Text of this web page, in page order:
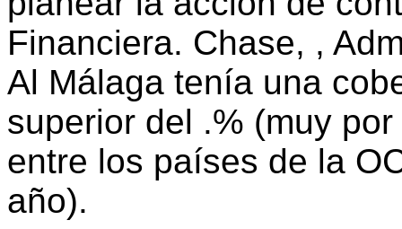
Financiera. Chase, ,
Al Málaga tenía una
superior del .% (muy
entre los países de la
año).